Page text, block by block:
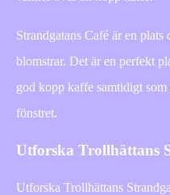
Strandgatans Café är en
blomstrar. Det är en perfekt
god kopp kaffe samtidigt
fönstret.
Utforska Trollhättans
Utforska Trollhättans